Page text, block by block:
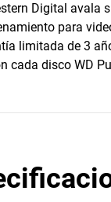
Digital avala
para
limitada de 3
cada disco WD